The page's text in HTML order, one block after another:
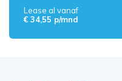
Lease al vanaf
€ 34,55 p/mnd